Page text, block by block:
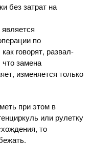
по
говорят, развал-
замена
изменяется только
при этом в
или рулетку
то